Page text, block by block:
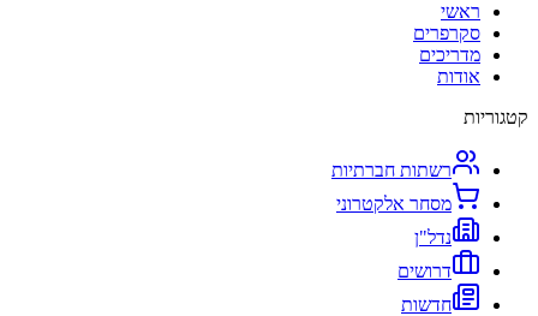
ראשי
סקרפרים
מדריכים
אודות
קטגוריות
רשתות חברתיות
מסחר אלקטרוני
נדל"ן
דרושים
חדשות